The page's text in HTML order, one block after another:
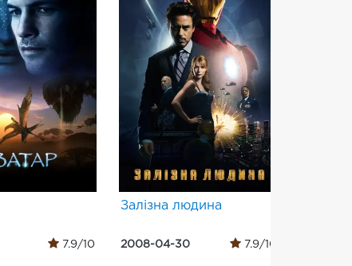
7.9/10
Залізна людина
2008-04-30 7.9/10